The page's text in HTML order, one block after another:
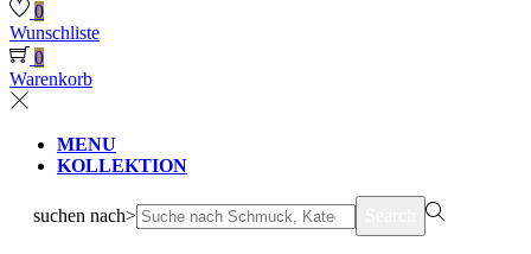
0
Wunschliste
0
Warenkorb
MENU
KOLLEKTION
suchen nach>